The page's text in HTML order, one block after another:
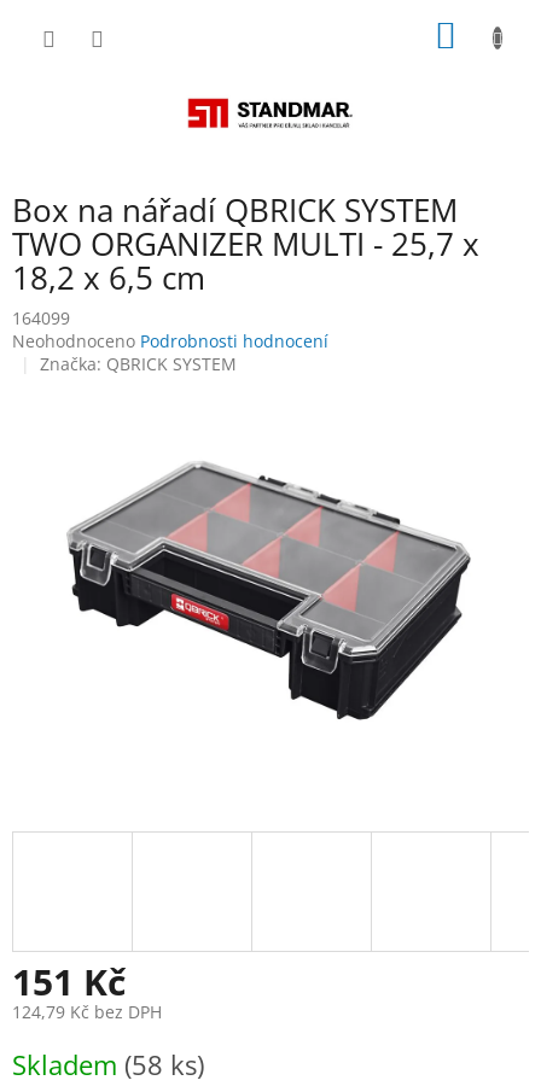
Box na nářadí QBRICK SYSTEM
TWO ORGANIZER MULTI - 25,7 x
18,2 x 6,5 cm
164099
Průměrné
hodnocení
Neohodnoceno Podrobnosti hodnocení
Značka: QBRICK SYSTEM
151 Kč
124,79 Kč bez DPH
cena:
Skladem (58 ks)